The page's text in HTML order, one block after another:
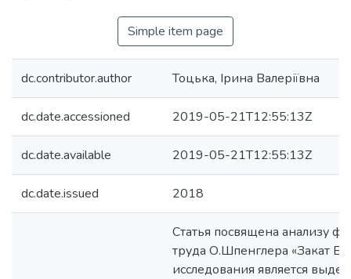
Simple item page
dc.contributor.author Тоцька, Ірина Валеріївна
dc.date.accessioned 2019-05-21T12:55:13Z
dc.date.available 2019-05-21T12:55:13Z
dc.date.issued 2018
Статья посвящена анализу
труда О.Шпенглера «Закат
исследования является